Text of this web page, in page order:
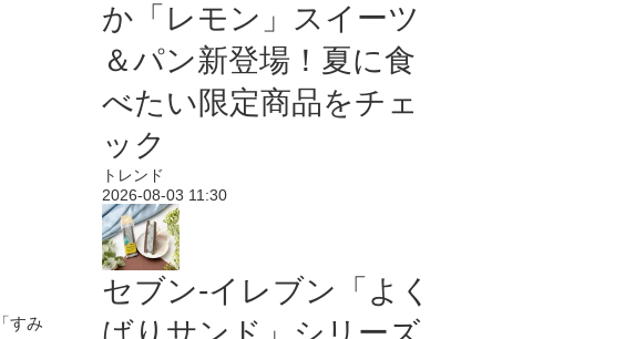
すみ
か「レモン」スイーツ
＆パン新登場！夏に食
べたい限定商品をチェ
ック
トレンド
2026-08-03 11:30
セブン‐イレブン「よく